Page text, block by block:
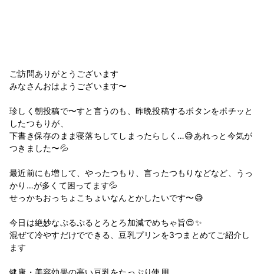
ご訪問ありがとうございます
みなさんおはようございます〜
珍しく朝投稿で〜すと言うのも、昨晩投稿するボタンをポチッと
したつもりが、
下書き保存のまま寝落ちしてしまったらしく…😅あれっと今気が
つきました〜💦
最近前にも増して、やったつもり、言ったつもりなどなど、うっ
かり…が多くて困ってます💦
せっかちおっちょこちょいなんとかしたいです〜😅
今日は絶妙なぷるぷるとろとろ加減でめちゃ旨😍✨
混ぜて冷やすだけでできる、豆乳プリンを3つまとめてご紹介し
ます
健康・美容効果の高い豆乳をたっぷり使用